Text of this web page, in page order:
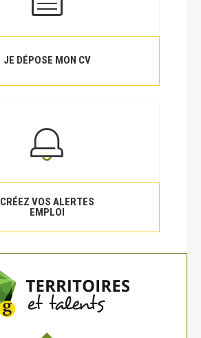
JE DÉPOSE MON CV
CRÉEZ VOS ALERTES
EMPLOI